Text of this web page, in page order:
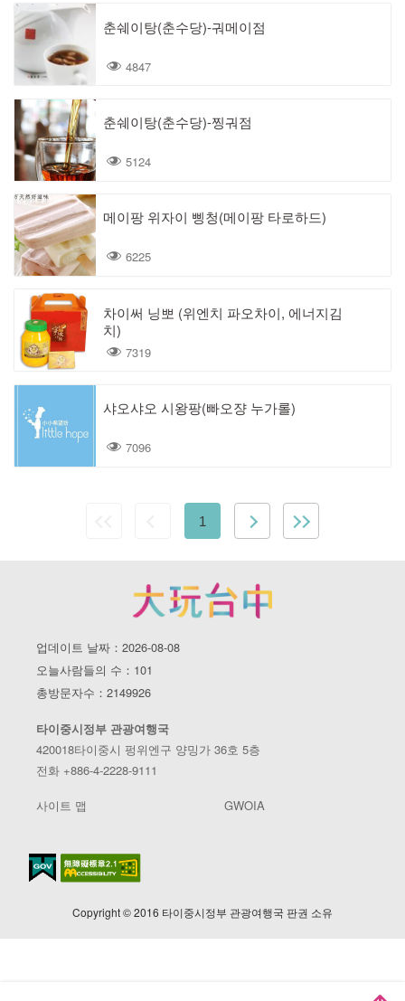
춘쉐이탕(춘수당)-궈메이점
4847
춘쉐이탕(춘수당)-찡궈점
5124
메이팡 위자이 삥청(메이팡 타로하드)
6225
차이써 닝뽀 (위엔치 파오차이, 에너지김
치)
7319
샤오샤오 시왕팡(빠오쟝 누가롤)
7096
1
업데이트 날짜：2026-08-08
오늘사람들의 수：101
총방문자수：2149926
타이중시정부 관광여행국
420018타이중시 펑위엔구 양밍가 36호 5층
전화 +886-4-2228-9111
사이트 맵 GWOIA
Copyright © 2016 타이중시정부 관광여행국 판권 소유